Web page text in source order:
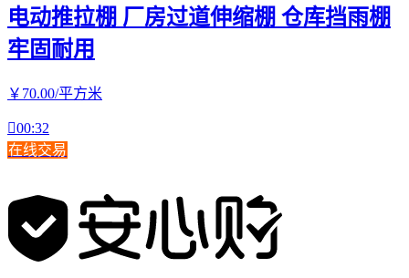
电动推拉棚 厂房过道伸缩棚 仓库挡雨棚
牢固耐用
￥ 70.00/平方米
00:32
在线交易